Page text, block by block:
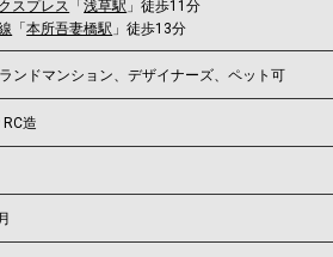
スプレス 「浅草駅 」徒歩11分
「本所吾妻橋駅 」徒歩13分
ンドマンション、デザイナーズ、ペット可
造